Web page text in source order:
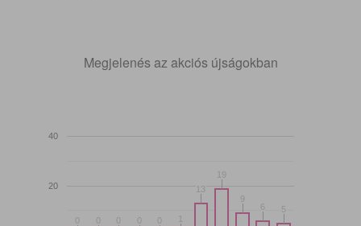
Megjelenés az akciós újságokban
20
40
00 00 00 00 00 11
13
13
19
19
99
66 55